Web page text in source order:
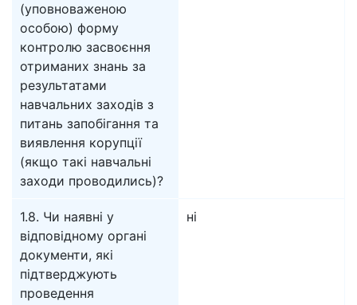
(уповноваженою
особою) форму
контролю засвоєння
отриманих знань за
результатами
навчальних заходів з
питань запобігання та
виявлення корупції
(якщо такі навчальні
заходи проводились)?
1.8. Чи наявні у
відповідному органі
документи, які
підтверджують
проведення
ні